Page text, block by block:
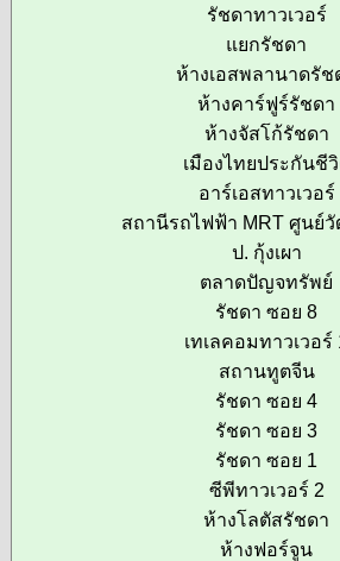
รัชดาทาวเวอร์
แยกรัชดา
ห้างเอสพลานาดรัช
ห้างคาร์ฟูร์รัชดา
ห้างจัสโก้รัชดา
เมืองไทยประกันชี
อาร์เอสทาวเวอร์
สถานีรถไฟฟ้า MRT ศูนย์
ป. กุ้งเผา
ตลาดปัญจทรัพย์
รัชดา ซอย 8
เทเลคอมทาวเวอร์
สถานทูตจีน
รัชดา ซอย 4
รัชดา ซอย 3
รัชดา ซอย 1
ซีพีทาวเวอร์ 2
ห้างโลตัสรัชดา
ห้างฟอร์จูน